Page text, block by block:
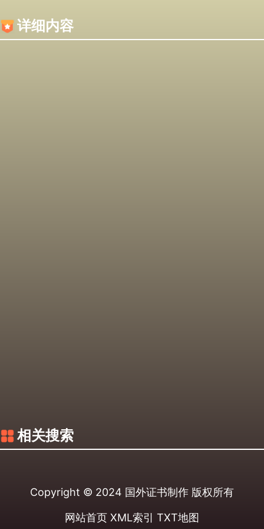
详细内容
相关搜索
Copyright © 2024 国外证书制作 版权所有
网站首页 XML索引 TXT地图